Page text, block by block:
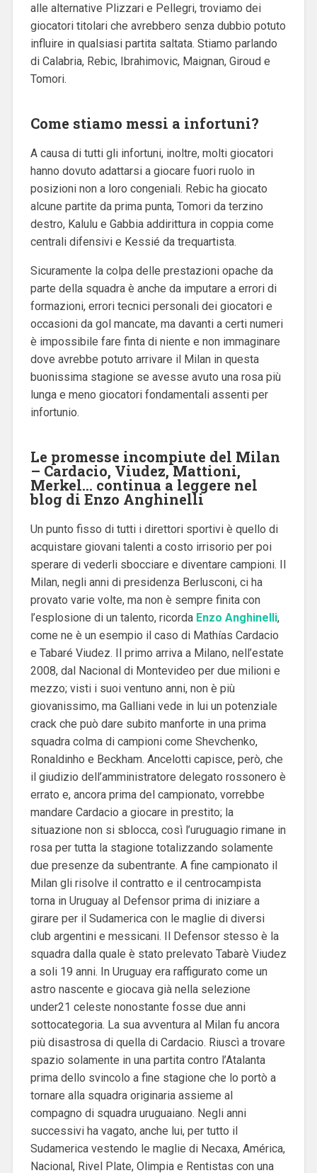
alle alternative Plizzari e Pellegri, troviamo dei
giocatori titolari che avrebbero senza dubbio potuto
influire in qualsiasi partita saltata. Stiamo parlando
di Calabria, Rebic, Ibrahimovic, Maignan, Giroud e
Tomori.
Come stiamo messi a infortuni?
A causa di tutti gli infortuni, inoltre, molti giocatori
hanno dovuto adattarsi a giocare fuori ruolo in
posizioni non a loro congeniali. Rebic ha giocato
alcune partite da prima punta, Tomori da terzino
destro, Kalulu e Gabbia addirittura in coppia come
centrali difensivi e Kessié da trequartista.
Sicuramente la colpa delle prestazioni opache da
parte della squadra è anche da imputare a errori di
formazioni, errori tecnici personali dei giocatori e
occasioni da gol mancate, ma davanti a certi numeri
è impossibile fare finta di niente e non immaginare
dove avrebbe potuto arrivare il Milan in questa
buonissima stagione se avesse avuto una rosa più
lunga e meno giocatori fondamentali assenti per
infortunio.
Le promesse incompiute del Milan
– Cardacio, Viudez, Mattioni,
Merkel… continua a leggere nel
blog di Enzo Anghinelli
Un punto fisso di tutti i direttori sportivi è quello di
acquistare giovani talenti a costo irrisorio per poi
sperare di vederli sbocciare e diventare campioni. Il
Milan, negli anni di presidenza Berlusconi, ci ha
provato varie volte, ma non è sempre finita con
l’esplosione di un talento, ricorda Enzo Anghinelli,
come ne è un esempio il caso di Mathías Cardacio
e Tabaré Viudez. Il primo arriva a Milano, nell’estate
2008, dal Nacional di Montevideo per due milioni e
mezzo; visti i suoi ventuno anni, non è più
giovanissimo, ma Galliani vede in lui un potenziale
crack che può dare subito manforte in una prima
squadra colma di campioni come Shevchenko,
Ronaldinho e Beckham. Ancelotti capisce, però, che
il giudizio dell’amministratore delegato rossonero è
errato e, ancora prima del campionato, vorrebbe
mandare Cardacio a giocare in prestito; la
situazione non si sblocca, così l’uruguagio rimane in
rosa per tutta la stagione totalizzando solamente
due presenze da subentrante. A fine campionato il
Milan gli risolve il contratto e il centrocampista
torna in Uruguay al Defensor prima di iniziare a
girare per il Sudamerica con le maglie di diversi
club argentini e messicani. Il Defensor stesso è la
squadra dalla quale è stato prelevato Tabarè Viudez
a soli 19 anni. In Uruguay era raffigurato come un
astro nascente e giocava già nella selezione
under21 celeste nonostante fosse due anni
sottocategoria. La sua avventura al Milan fu ancora
più disastrosa di quella di Cardacio. Riuscì a trovare
spazio solamente in una partita contro l’Atalanta
prima dello svincolo a fine stagione che lo portò a
tornare alla squadra originaria assieme al
compagno di squadra uruguaiano. Negli anni
successivi ha vagato, anche lui, per tutto il
Sudamerica vestendo le maglie di Necaxa, América,
Nacional, Rivel Plate, Olimpia e Rentistas con una